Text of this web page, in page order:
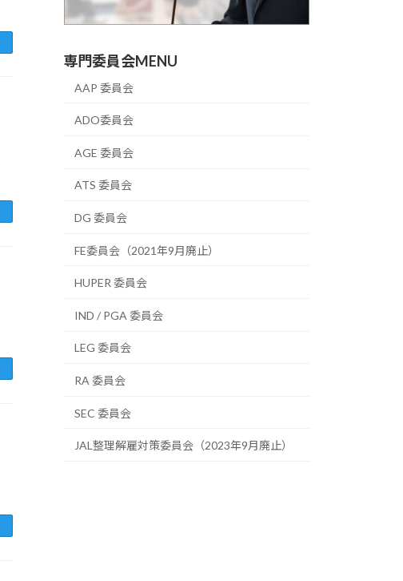
専門委員会MENU
AAP 委員会
ADO委員会
AGE 委員会
ATS 委員会
DG 委員会
FE委員会（2021年9月廃止）
HUPER 委員会
IND / PGA 委員会
LEG 委員会
RA 委員会
SEC 委員会
JAL整理解雇対策委員会（2023年9月廃止）